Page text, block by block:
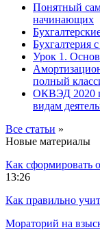
Понятный
начинающих
Бухгалтерия
Урок 1.
полный
ОКВЭД 2020
видам
Все статьи »
Новые материалы
Как сформировать
13:26
Как правильно
Мораторий на